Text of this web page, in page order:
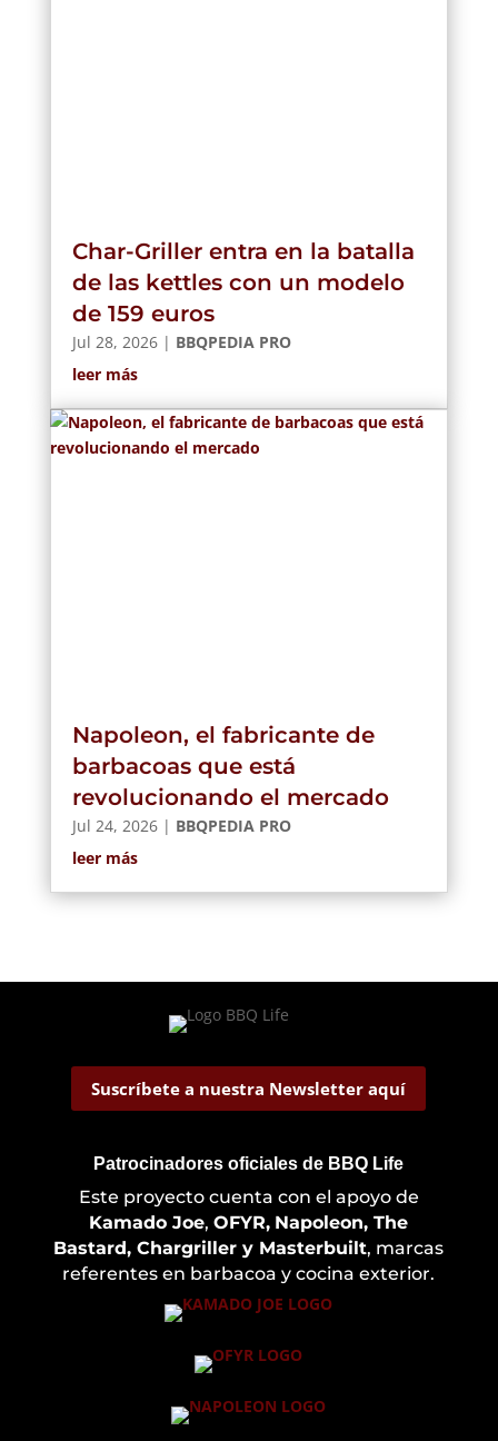
Char-Griller entra en la batalla
de las kettles con un modelo
de 159 euros
Jul 28, 2026| BBQPEDIA PRO
leer más
Napoleon, el fabricante de
barbacoas que está
revolucionando el mercado
Jul 24, 2026| BBQPEDIA PRO
leer más
Suscríbete a nuestra Newsletter aquí
Patrocinadores oficiales de BBQ Life
Este proyecto cuenta con el apoyo de
Kamado Joe,OFYR, Napoleon, The
Bastard, Chargriller y Masterbuilt, marcas
referentes en barbacoa y cocina exterior.